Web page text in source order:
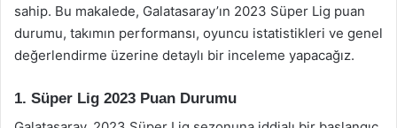
sahip. Bu makalede, Galatasaray’ın 2023 Süper Lig puan
durumu, takımın performansı, oyuncu istatistikleri ve genel
değerlendirme üzerine detaylı bir inceleme yapacağız.
1. Süper Lig 2023 Puan Durumu